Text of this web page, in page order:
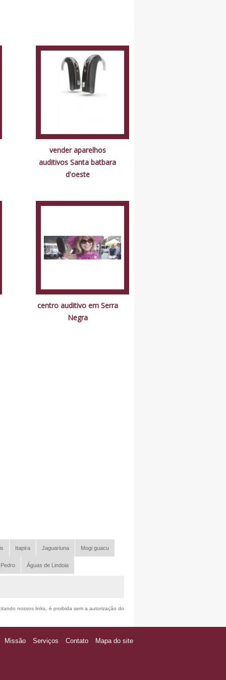
vender aparelhos
auditivos Santa batbara
d'oeste
centro auditivo em Serra
Negra
Itapira Jaguariuna Mogi guacu
Águas de Lindoia
nossos links, é proibida sem a autorização do
Missão Serviços Contato Mapa do site